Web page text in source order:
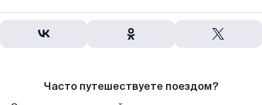
Часто путешествуете поездом?